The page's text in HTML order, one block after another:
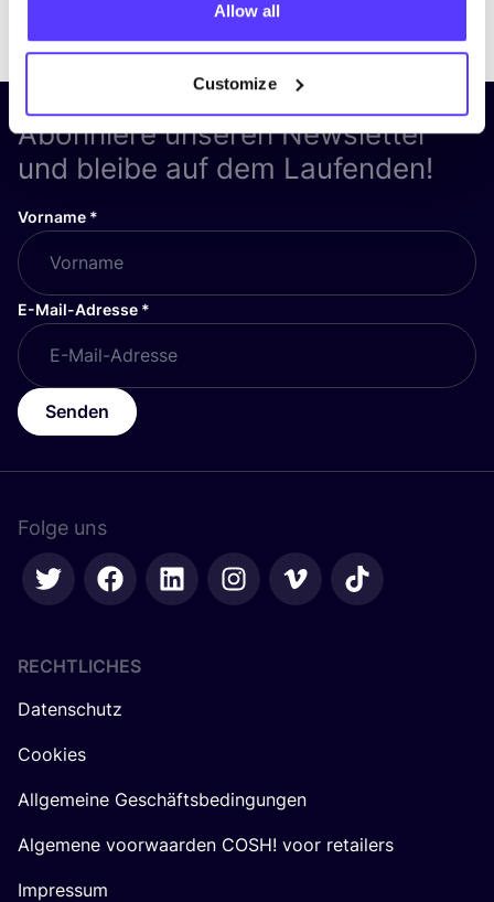
Allow all
Customize
Abonniere unseren Newsletter
und bleibe auf dem Laufenden!
Vorname *
E-Mail-Adresse *
Senden
Folge uns
RECHTLICHES
Datenschutz
Cookies
Allgemeine Geschäftsbedingungen
Algemene voorwaarden COSH! voor retailers
Impressum